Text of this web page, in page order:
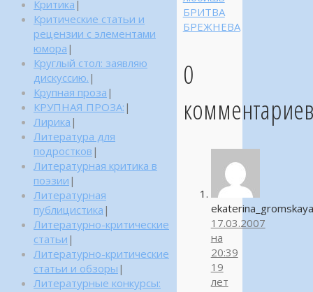
БРИТВА
БРЕЖНЕВА
0
ekaterina_gromskaya
17.03.2007
на
20:39
19
лет
Критика |
Критические статьи и
рецензии с элементами
юмора |
Круглый стол: заявляю
дискуссию. |
Крупная проза |
КРУПНАЯ ПРОЗА: |
Лирика |
Литература для
подростков |
Литературная критика в
поэзии |
Литературная
публицистика |
Литературно-критические
статьи |
Литературно-критические
статьи и обзоры |
Литературные конкурсы: